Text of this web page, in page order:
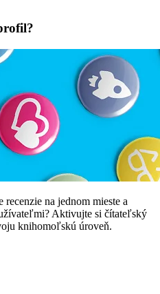
na jednom mieste a
Aktivujte si čítateľský
knihomoľskú úroveň.